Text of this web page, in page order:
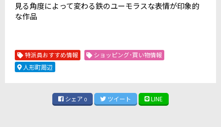
見る角度によって変わる鉄のユーモラスな表情が印象的
な作品
特派員おすすめ情報
ショッピング･買い物情報
人形町周辺
シェア 0 ツイート LINE